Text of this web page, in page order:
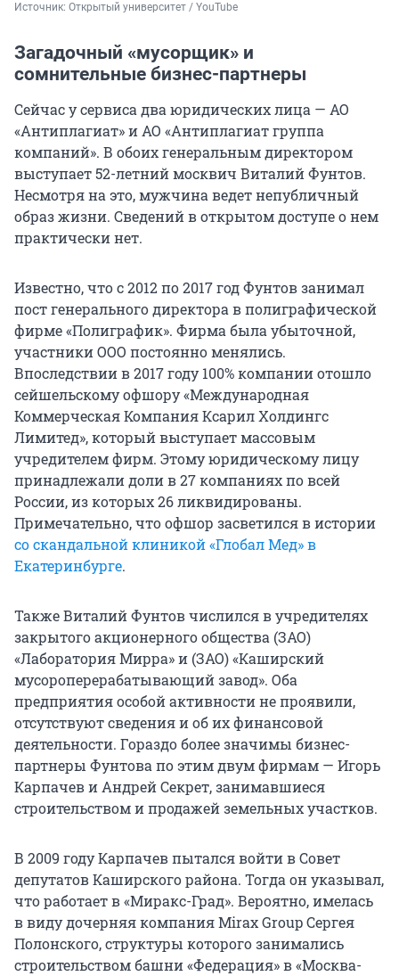
Источник: Открытый университет / YouTube
Загадочный «мусорщик» и
сомнительные бизнес-партнеры
Сейчас у сервиса два юридических лица — АО
«Антиплагиат» и АО «Антиплагиат группа
компаний». В обоих генеральным директором
выступает 52-летний москвич Виталий Фунтов.
Несмотря на это, мужчина ведет непубличный
образ жизни. Сведений в открытом доступе о нем
практически нет.
Известно, что с 2012 по 2017 год Фунтов занимал
пост генерального директора в полиграфической
фирме «Полиграфик». Фирма была убыточной,
участники ООО постоянно менялись.
Впоследствии в 2017 году 100% компании отошло
сейшельскому офшору «Международная
Коммерческая Компания Ксарил Холдингс
Лимитед», который выступает массовым
учредителем фирм. Этому юридическому лицу
принадлежали доли в 27 компаниях по всей
России, из которых 26 ликвидированы.
Примечательно, что офшор засветился в истории
со скандальной клиникой «Глобал Мед» в
Екатеринбурге.
Также Виталий Фунтов числился в учредителях
закрытого акционерного общества (ЗАО)
«Лаборатория Мирра» и (ЗАО) «Каширский
мусороперерабатывающий завод». Оба
предприятия особой активности не проявили,
отсутствуют сведения и об их финансовой
деятельности. Гораздо более значимы бизнес-
партнеры Фунтова по этим двум фирмам — Игорь
Карпачев и Андрей Секрет, занимавшиеся
строительством и продажей земельных участков.
В 2009 году Карпачев пытался войти в Совет
депутатов Каширского района. Тогда он указывал,
что работает в «Миракс-Град». Вероятно, имелась
в виду дочерняя компания Mirax Group Сергея
Полонского, структуры которого занимались
строительством башни «Федерация» в «Москва-